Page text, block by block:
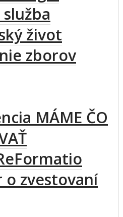
život
zborov
MÁME ČO
o zvestovaní